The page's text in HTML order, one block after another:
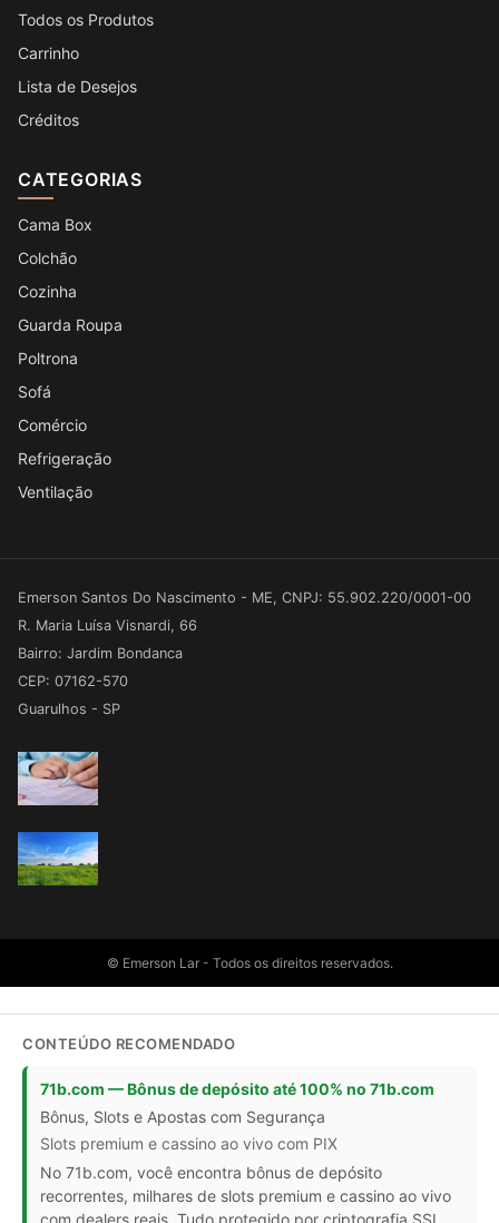
Todos os Produtos
Carrinho
Lista de Desejos
Créditos
CATEGORIAS
Cama Box
Colchão
Cozinha
Guarda Roupa
Poltrona
Sofá
Comércio
Refrigeração
Ventilação
Emerson Santos Do Nascimento - ME, CNPJ: 55.902.220/0001-00
R. Maria Luísa Visnardi, 66
Bairro: Jardim Bondanca
CEP: 07162-570
Guarulhos - SP
© Emerson Lar - Todos os direitos reservados.
CONTEÚDO RECOMENDADO
71b.com — Bônus de depósito até 100% no 71b.com
Bônus, Slots e Apostas com Segurança
Slots premium e cassino ao vivo com PIX
No 71b.com, você encontra bônus de depósito
recorrentes, milhares de slots premium e cassino ao vivo
com dealers reais. Tudo protegido por criptografia SSL